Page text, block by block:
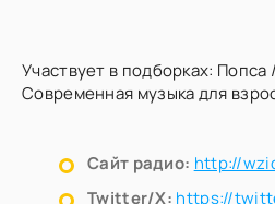
Участвует в подборках: Попса /
Современная музыка для
Сайт радио: http://
Twitter/X: https://